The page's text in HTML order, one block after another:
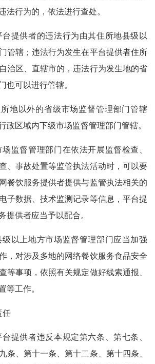
法行为的，依法进行查处。
提供者的违法行为由其住所地县级以
管辖；违法行为发生在平台提供者住所
治区、直辖市的，违法行为发生地的省
也可以进行管辖。
地以外的省级市场监督管理部门管辖
政区域内下级市场监督管理部门管辖。
监督管理部门在依法开展监督检查、
、事故处置等监管执法活动时，可以要
餐饮服务提供者提供与监管执法相关的
子数据、技术监测记录等信息，平台提
提供者应当予以配合。
以上地方市场监督管理部门应当加强
，对涉及多地的网络餐饮服务食品安全
等事项，依照有关规定做好线索通报、
等工作。
任
提供者违反本规定第六条、第七条、
条、第十一条、第十二条、第十四条、